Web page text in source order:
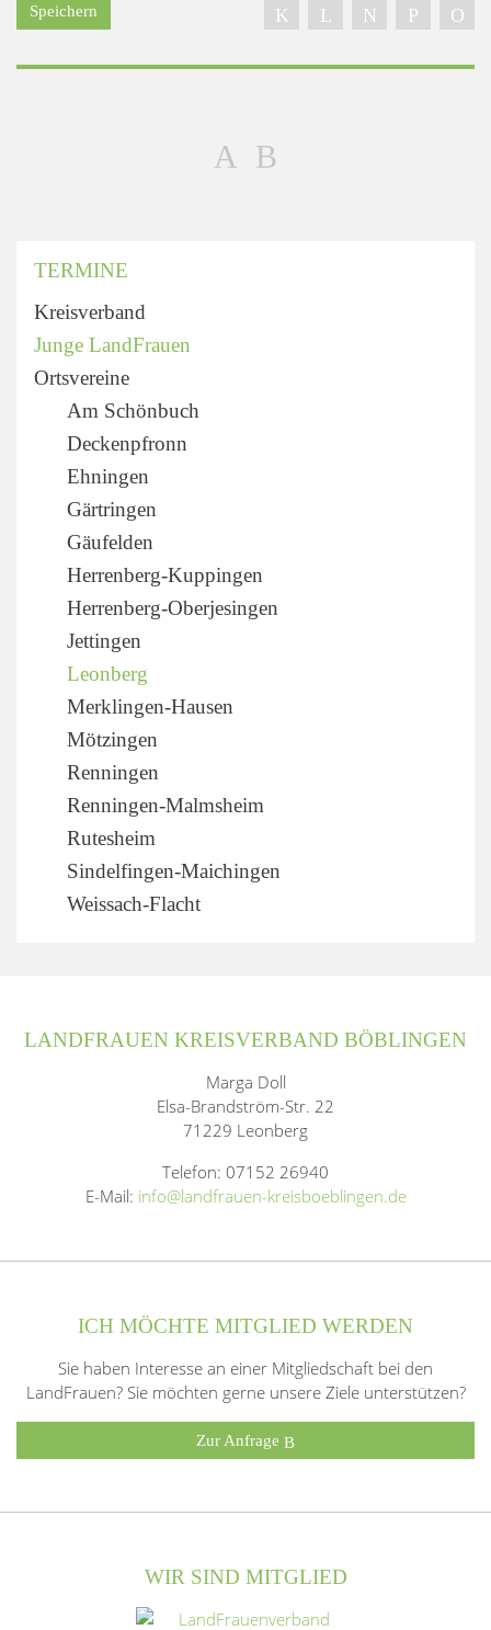
Speichern
TERMINE
Kreisverband
Junge LandFrauen
Ortsvereine
Am Schönbuch
Deckenpfronn
Ehningen
Gärtringen
Gäufelden
Herrenberg-Kuppingen
Herrenberg-Oberjesingen
Jettingen
Leonberg
Merklingen-Hausen
Mötzingen
Renningen
Renningen-Malmsheim
Rutesheim
Sindelfingen-Maichingen
Weissach-Flacht
LANDFRAUEN KREISVERBAND BÖBLINGEN
Marga Doll
Elsa-Brandström-Str. 22
71229 Leonberg
Telefon: 07152 26940
E-Mail: info@landfrauen-kreisboeblingen.de
ICH MÖCHTE MITGLIED WERDEN
Sie haben Interesse an einer Mitgliedschaft bei den
LandFrauen? Sie möchten gerne unsere Ziele unterstützen?
Zur Anfrage
WIR SIND MITGLIED